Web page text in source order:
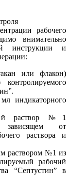
рабочего
внимательно
инструкции и
или флакон)
индикаторного
раствор №1
зависящем от
раствора и
раствором №1 из
рабочий
“Септустин” в